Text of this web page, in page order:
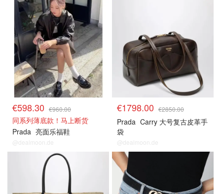
€598.30 €960.00
同系列薄底款！马上断货
Prada 亮面乐福鞋
@dealmoon.de
€1798.00 €2850.00
Prada Carry 大号复古皮革手
袋
@dealmoon.de